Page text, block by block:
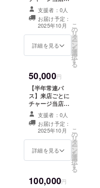
担＋1ドリンク提
供 有効期限：初
回利用日から3か
月間（利用開始
期限：2026年3
月31日まで）
支援者：0人
お届け予定：
2025年10月
詳細を見る
こ
の
リ
タ
ー
ン
を
選
択
す
る
50,000円
【半年常連パ
ス】来店ごとに
チャージ当店負
担＋1ドリンク提
供 初回利用日か
ら6か月間（利用
開始期限：2026
年3月31日ま
で）
支援者：0人
お届け予定：
2025年10月
詳細を見る
こ
の
リ
タ
ー
ン
を
選
択
す
る
100,000円